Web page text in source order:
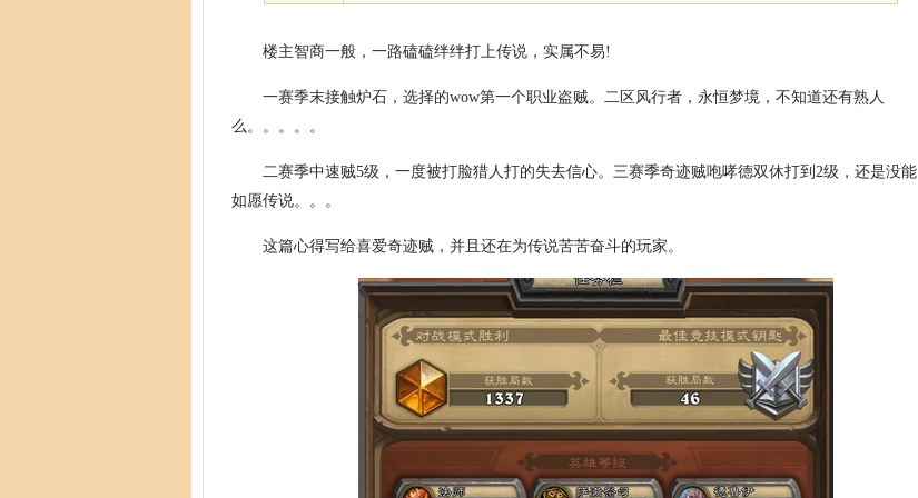
楼主智商一般，一路磕磕绊绊打上传说，实属不易!
一赛季末接触炉石，选择的wow第一个职业盗贼。二区风行者，永恒梦境，不知道还有熟人
么。。。。。
二赛季中速贼5级，一度被打脸猎人打的失去信心。三赛季奇迹贼咆哮德双休打到2级，还是没能
如愿传说。。。
这篇心得写给喜爱奇迹贼，并且还在为传说苦苦奋斗的玩家。